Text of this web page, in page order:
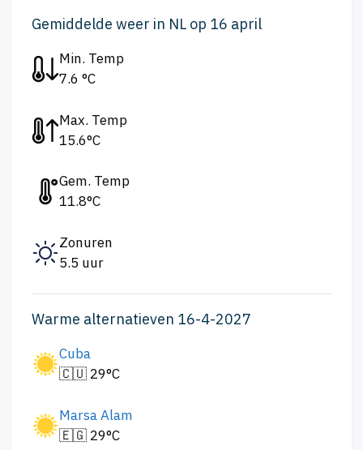
Gemiddelde weer in NL op 16 april
Min. Temp
7.6 °C
Max. Temp
15.6°C
Gem. Temp
11.8°C
Zonuren
5.5 uur
Warme alternatieven 16-4-2027
Cuba
🇨🇺 29°C
Marsa Alam
🇪🇬 29°C